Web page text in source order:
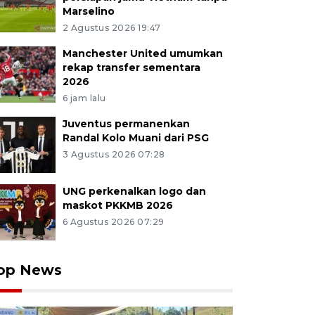
Marselino
2 Agustus 2026 19:47
Manchester United umumkan
rekap transfer sementara
2026
6 jam lalu
Juventus permanenkan
Randal Kolo Muani dari PSG
3 Agustus 2026 07:28
UNG perkenalkan logo dan
maskot PKKMB 2026
6 Agustus 2026 07:29
News